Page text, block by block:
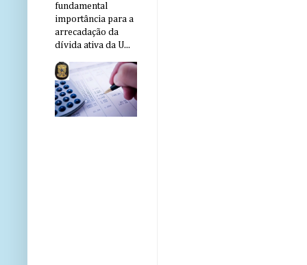
fundamental
importância para a
arrecadação da
dívida ativa da U...